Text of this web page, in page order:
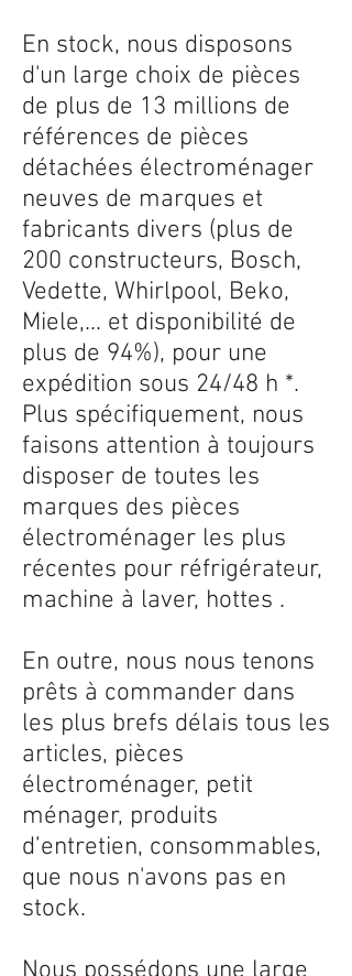
En stock, nous disposons
d'un large choix de pièces
de plus de 13 millions de
références de pièces
détachées électroménager
neuves de marques et
fabricants divers (plus de
200 constructeurs, Bosch,
Vedette, Whirlpool, Beko,
Miele,... et disponibilité de
plus de 94%), pour une
expédition sous 24/48 h *.
Plus spécifiquement, nous
faisons attention à toujours
disposer de toutes les
marques des pièces
électroménager les plus
récentes pour réfrigérateur,
machine à laver, hottes .
En outre, nous nous tenons
prêts à commander dans
les plus brefs délais tous les
articles, pièces
électroménager, petit
ménager, produits
d’entretien, consommables,
que nous n'avons pas en
stock.